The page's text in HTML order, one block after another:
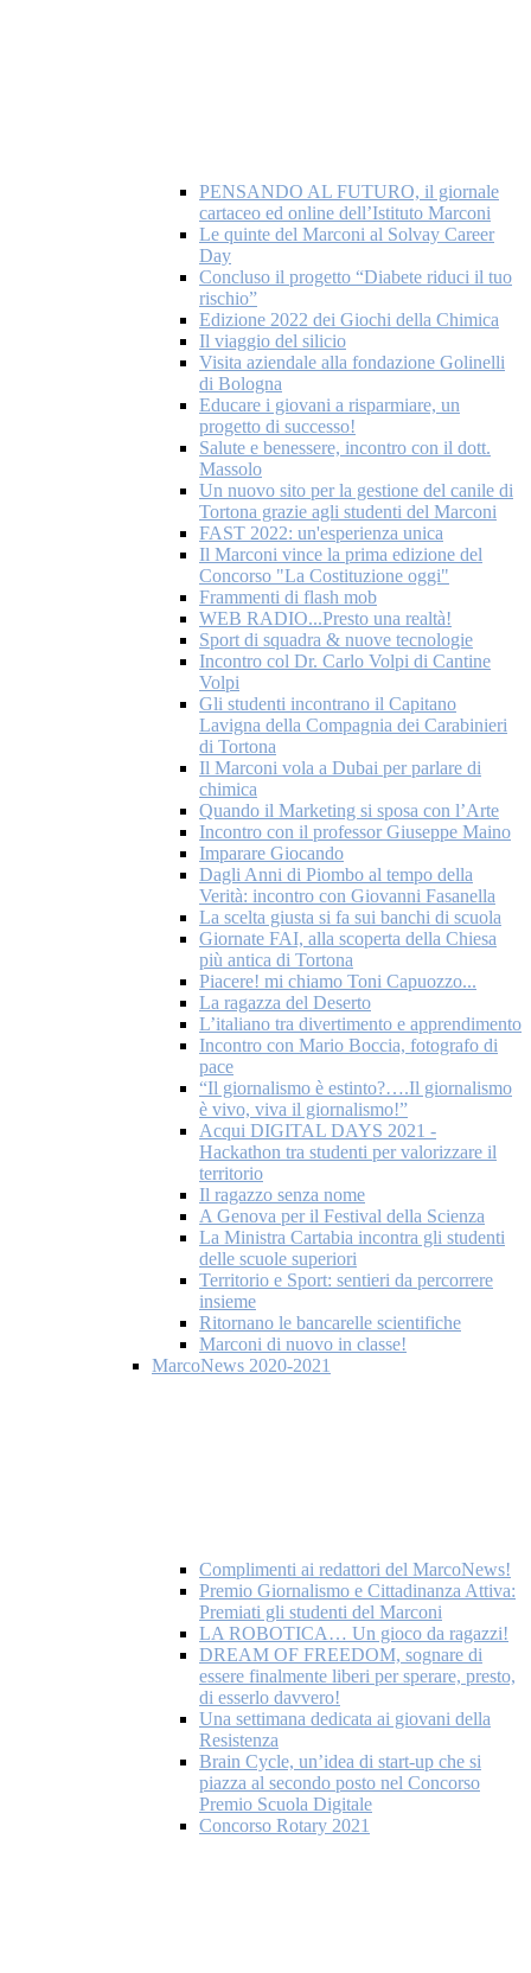
PENSANDO AL FUTURO, il giornale
cartaceo ed online dell’Istituto Marconi
Le quinte del Marconi al Solvay Career
Day
Concluso il progetto “Diabete riduci il tuo
rischio”
Edizione 2022 dei Giochi della Chimica
Il viaggio del silicio
Visita aziendale alla fondazione Golinelli
di Bologna
Educare i giovani a risparmiare, un
progetto di successo!
Salute e benessere, incontro con il dott.
Massolo
Un nuovo sito per la gestione del canile di
Tortona grazie agli studenti del Marconi
FAST 2022: un'esperienza unica
Il Marconi vince la prima edizione del
Concorso "La Costituzione oggi"
Frammenti di flash mob
WEB RADIO...Presto una realtà!
Sport di squadra & nuove tecnologie
Incontro col Dr. Carlo Volpi di Cantine
Volpi
Gli studenti incontrano il Capitano
Lavigna della Compagnia dei Carabinieri
di Tortona
Il Marconi vola a Dubai per parlare di
chimica
Quando il Marketing si sposa con l’Arte
Incontro con il professor Giuseppe Maino
Imparare Giocando
Dagli Anni di Piombo al tempo della
Verità: incontro con Giovanni Fasanella
La scelta giusta si fa sui banchi di scuola
Giornate FAI, alla scoperta della Chiesa
più antica di Tortona
Piacere! mi chiamo Toni Capuozzo...
La ragazza del Deserto
L’italiano tra divertimento e apprendimento
Incontro con Mario Boccia, fotografo di
pace
“Il giornalismo è estinto?….Il giornalismo
è vivo, viva il giornalismo!”
Acqui DIGITAL DAYS 2021 -
Hackathon tra studenti per valorizzare il
territorio
Il ragazzo senza nome
A Genova per il Festival della Scienza
La Ministra Cartabia incontra gli studenti
delle scuole superiori
Territorio e Sport: sentieri da percorrere
insieme
Ritornano le bancarelle scientifiche
Marconi di nuovo in classe!
MarcoNews 2020-2021
Complimenti ai redattori del MarcoNews!
Premio Giornalismo e Cittadinanza Attiva:
Premiati gli studenti del Marconi
LA ROBOTICA… Un gioco da ragazzi!
DREAM OF FREEDOM, sognare di
essere finalmente liberi per sperare, presto,
di esserlo davvero!
Una settimana dedicata ai giovani della
Resistenza
Brain Cycle, un’idea di start-up che si
piazza al secondo posto nel Concorso
Premio Scuola Digitale
Concorso Rotary 2021